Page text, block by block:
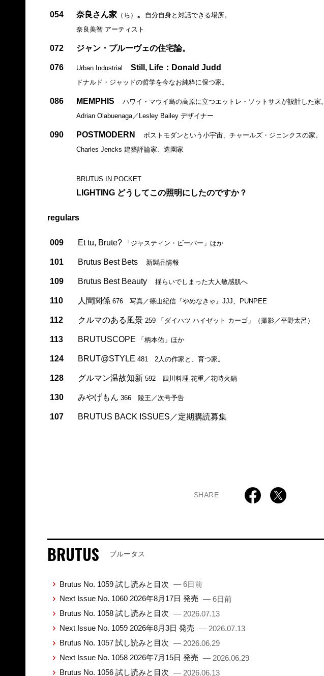
054 奈良さん家（ち） 。
自分自身と対話できる場所。
奈良美智 アーティスト
072 ジャン・プルーヴェの住宅論。
076 Urban Industrial Still, Life：Donald Judd
ドナルド・ジャッドの哲学を今なお純粋に保つ家。
086 MEMPHIS
ハワイ・マウイ島の高原に立つエットレ・ソットサスが設計した家。
Adrian Olabuenaga／Lesley Bailey デザイナー
090 POSTMODERN
ポストモダンという小宇宙、チャールズ・ジェンクスの家。
Charles Jencks 建築評論家、造園家
BRUTUS IN POCKET
LIGHTING どうしてこの照明にしたのですか？
regulars
009 Et tu, Brute? 「ジャスティン・ビーバー」ほか
101 Brutus Best Bets 新製品情報
109 Brutus Best Beauty 揺らいでしまった大人敏感肌へ
110 人間関係 676 写真／篠山紀信『やめなきゃ』JJJ、PUNPEE
112 クルマのある風景 259 「ダイハツ ハイゼット カーゴ」（撮影／平野太呂）
113 BRUTUSCOPE 「柄本佑」ほか
124 BRUT@STYLE 481 2人の作家と、育つ家。
128 グルマン温故知新 592 四川料理 花重／花時火鍋
130 みやげもん 366 陵王／次号予告
107 BRUTUS BACK ISSUES／定期購読募集
SHARE
BRUTUS ブルータス
Brutus No. 1059 試し読みと目次 — 6日前
Next Issue No. 1060 2026年8月17日 発売 — 6日前
Brutus No. 1058 試し読みと目次 — 2026.07.13
Next Issue No. 1059 2026年8月3日 発売 — 2026.07.13
Brutus No. 1057 試し読みと目次 — 2026.06.29
Next Issue No. 1058 2026年7月15日 発売 — 2026.06.29
Brutus No. 1056 試し読みと目次 — 2026.06.13